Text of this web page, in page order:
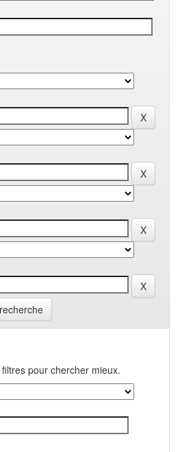
pour chercher mieux.